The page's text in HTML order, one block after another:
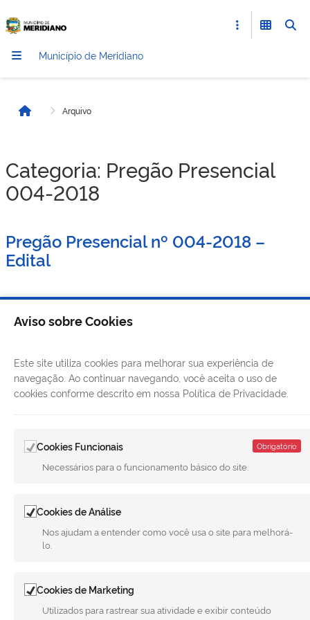
Município de Meridiano
Início Arquivo
Categoria: Pregão Presencial
004-2018
Pregão Presencial nº 004-2018 –
Edital
CANAIS
REDES SOCIAIS
Aviso sobre Cookies
Este site utiliza cookies para melhorar sua experiência de
navegação. Ao continuar navegando, você aceita o uso de
cookies conforme descrito em nossa Política de Privacidade.
Cookies Funcionais Obrigatório
Necessários para o funcionamento básico do site.
Cookies de Análise
Nos ajudam a entender como você usa o site para melhorá-
lo.
Cookies de Marketing
Utilizados para rastrear sua atividade e exibir conteúdo